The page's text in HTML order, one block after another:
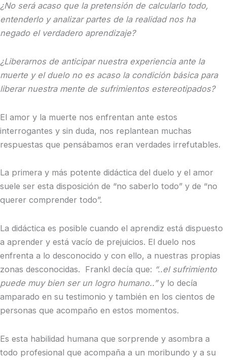
¿No será acaso que la pretensión de calcularlo todo,
entenderlo y analizar partes de la realidad nos ha
negado el verdadero aprendizaje?
¿Liberarnos de anticipar nuestra experiencia ante la
muerte y el duelo no es acaso la condición básica para
liberar nuestra mente de sufrimientos estereotipados?
El amor y la muerte nos enfrentan ante estos
interrogantes y sin duda, nos replantean muchas
respuestas que pensábamos eran verdades irrefutables.
La primera y más potente didáctica del duelo y el amor
suele ser esta disposición de “no saberlo todo” y de “no
querer comprender todo”.
La didáctica es posible cuando el aprendiz está dispuesto
a aprender y está vacío de prejuicios. El duelo nos
enfrenta a lo desconocido y con ello, a nuestras propias
zonas desconocidas. Frankl decía que: “..el sufrimiento
puede muy bien ser un logro humano..”y lo decía
amparado en su testimonio y también en los cientos de
personas que acompaño en estos momentos.
Es esta habilidad humana que sorprende y asombra a
todo profesional que acompaña a un moribundo y a su